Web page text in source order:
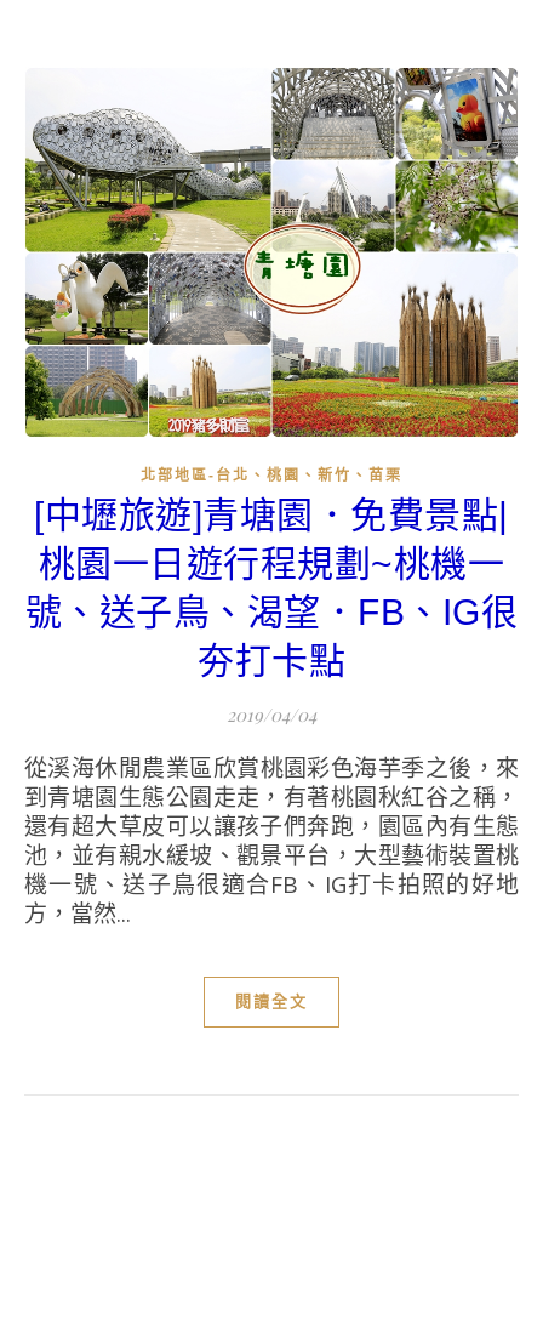
北部地區-台北、桃園、新竹、苗栗
[中壢旅遊]青塘園．免費景點|
桃園一日遊行程規劃~桃機一
號、送子鳥、渴望．FB、IG很
夯打卡點
2019/04/04
從溪海休閒農業區欣賞桃園彩色海芋季之後，來
到青塘園生態公園走走，有著桃園秋紅谷之稱，
還有超大草皮可以讓孩子們奔跑，園區內有生態
池，並有親水緩坡、觀景平台，大型藝術裝置桃
機一號、送子鳥很適合FB、IG打卡拍照的好地
方，當然...
閱讀全文